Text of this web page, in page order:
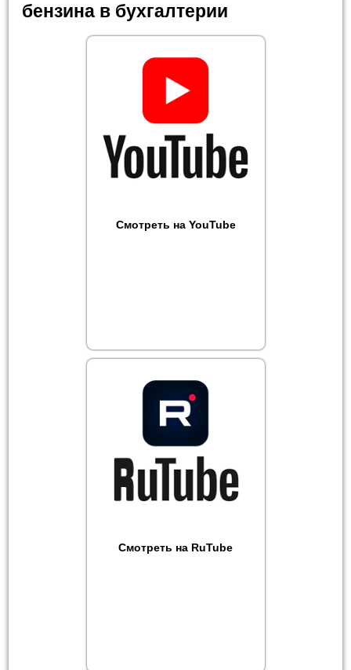
бензина в бухгалтерии
Смотреть на YouTube
Смотреть на RuTube